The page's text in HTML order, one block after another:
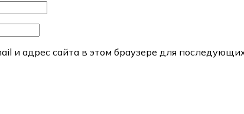
и адрес сайта в этом браузере для